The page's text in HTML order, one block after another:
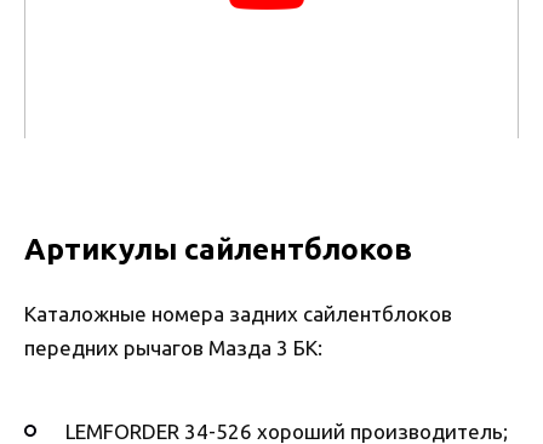
Артикулы сайлентблоков
Каталожные номера задних сайлентблоков
передних рычагов Мазда 3 БК:
LEMFORDER 34-526 хороший производитель;